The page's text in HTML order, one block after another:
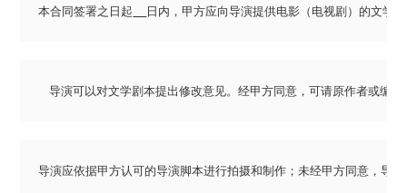
本合同签署之日起 日内，甲方应向导演提供电影（电视剧）的文学
导演可以对文学剧本提出修改意见。经甲方同意，可请原作者或
导演应依据甲方认可的导演脚本进行拍摄和制作；未经甲方同意，导